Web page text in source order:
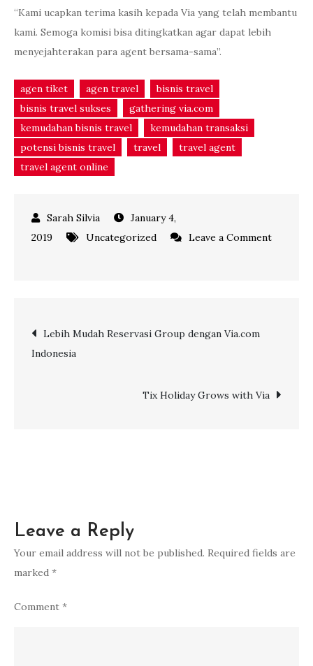
“Kami ucapkan terima kasih kepada Via yang telah membantu
kami. Semoga komisi bisa ditingkatkan agar dapat lebih
menyejahterakan para agent bersama-sama”.
agen tiket agen travel
bisnis travel
bisnis travel sukses
gathering via.com
kemudahan bisnis travel
kemudahan transaksi
potensi bisnis travel
travel
travel agent
travel agent online
January 4,
2019
Uncategorized
Leave a Comment
with
Via
Post
Lebih Mudah Reservasi Group dengan Via.com
Indonesia
Tix Holiday Grows with Via
Leave a Reply
Your email address will not be published. Required fields are
marked *
Comment *